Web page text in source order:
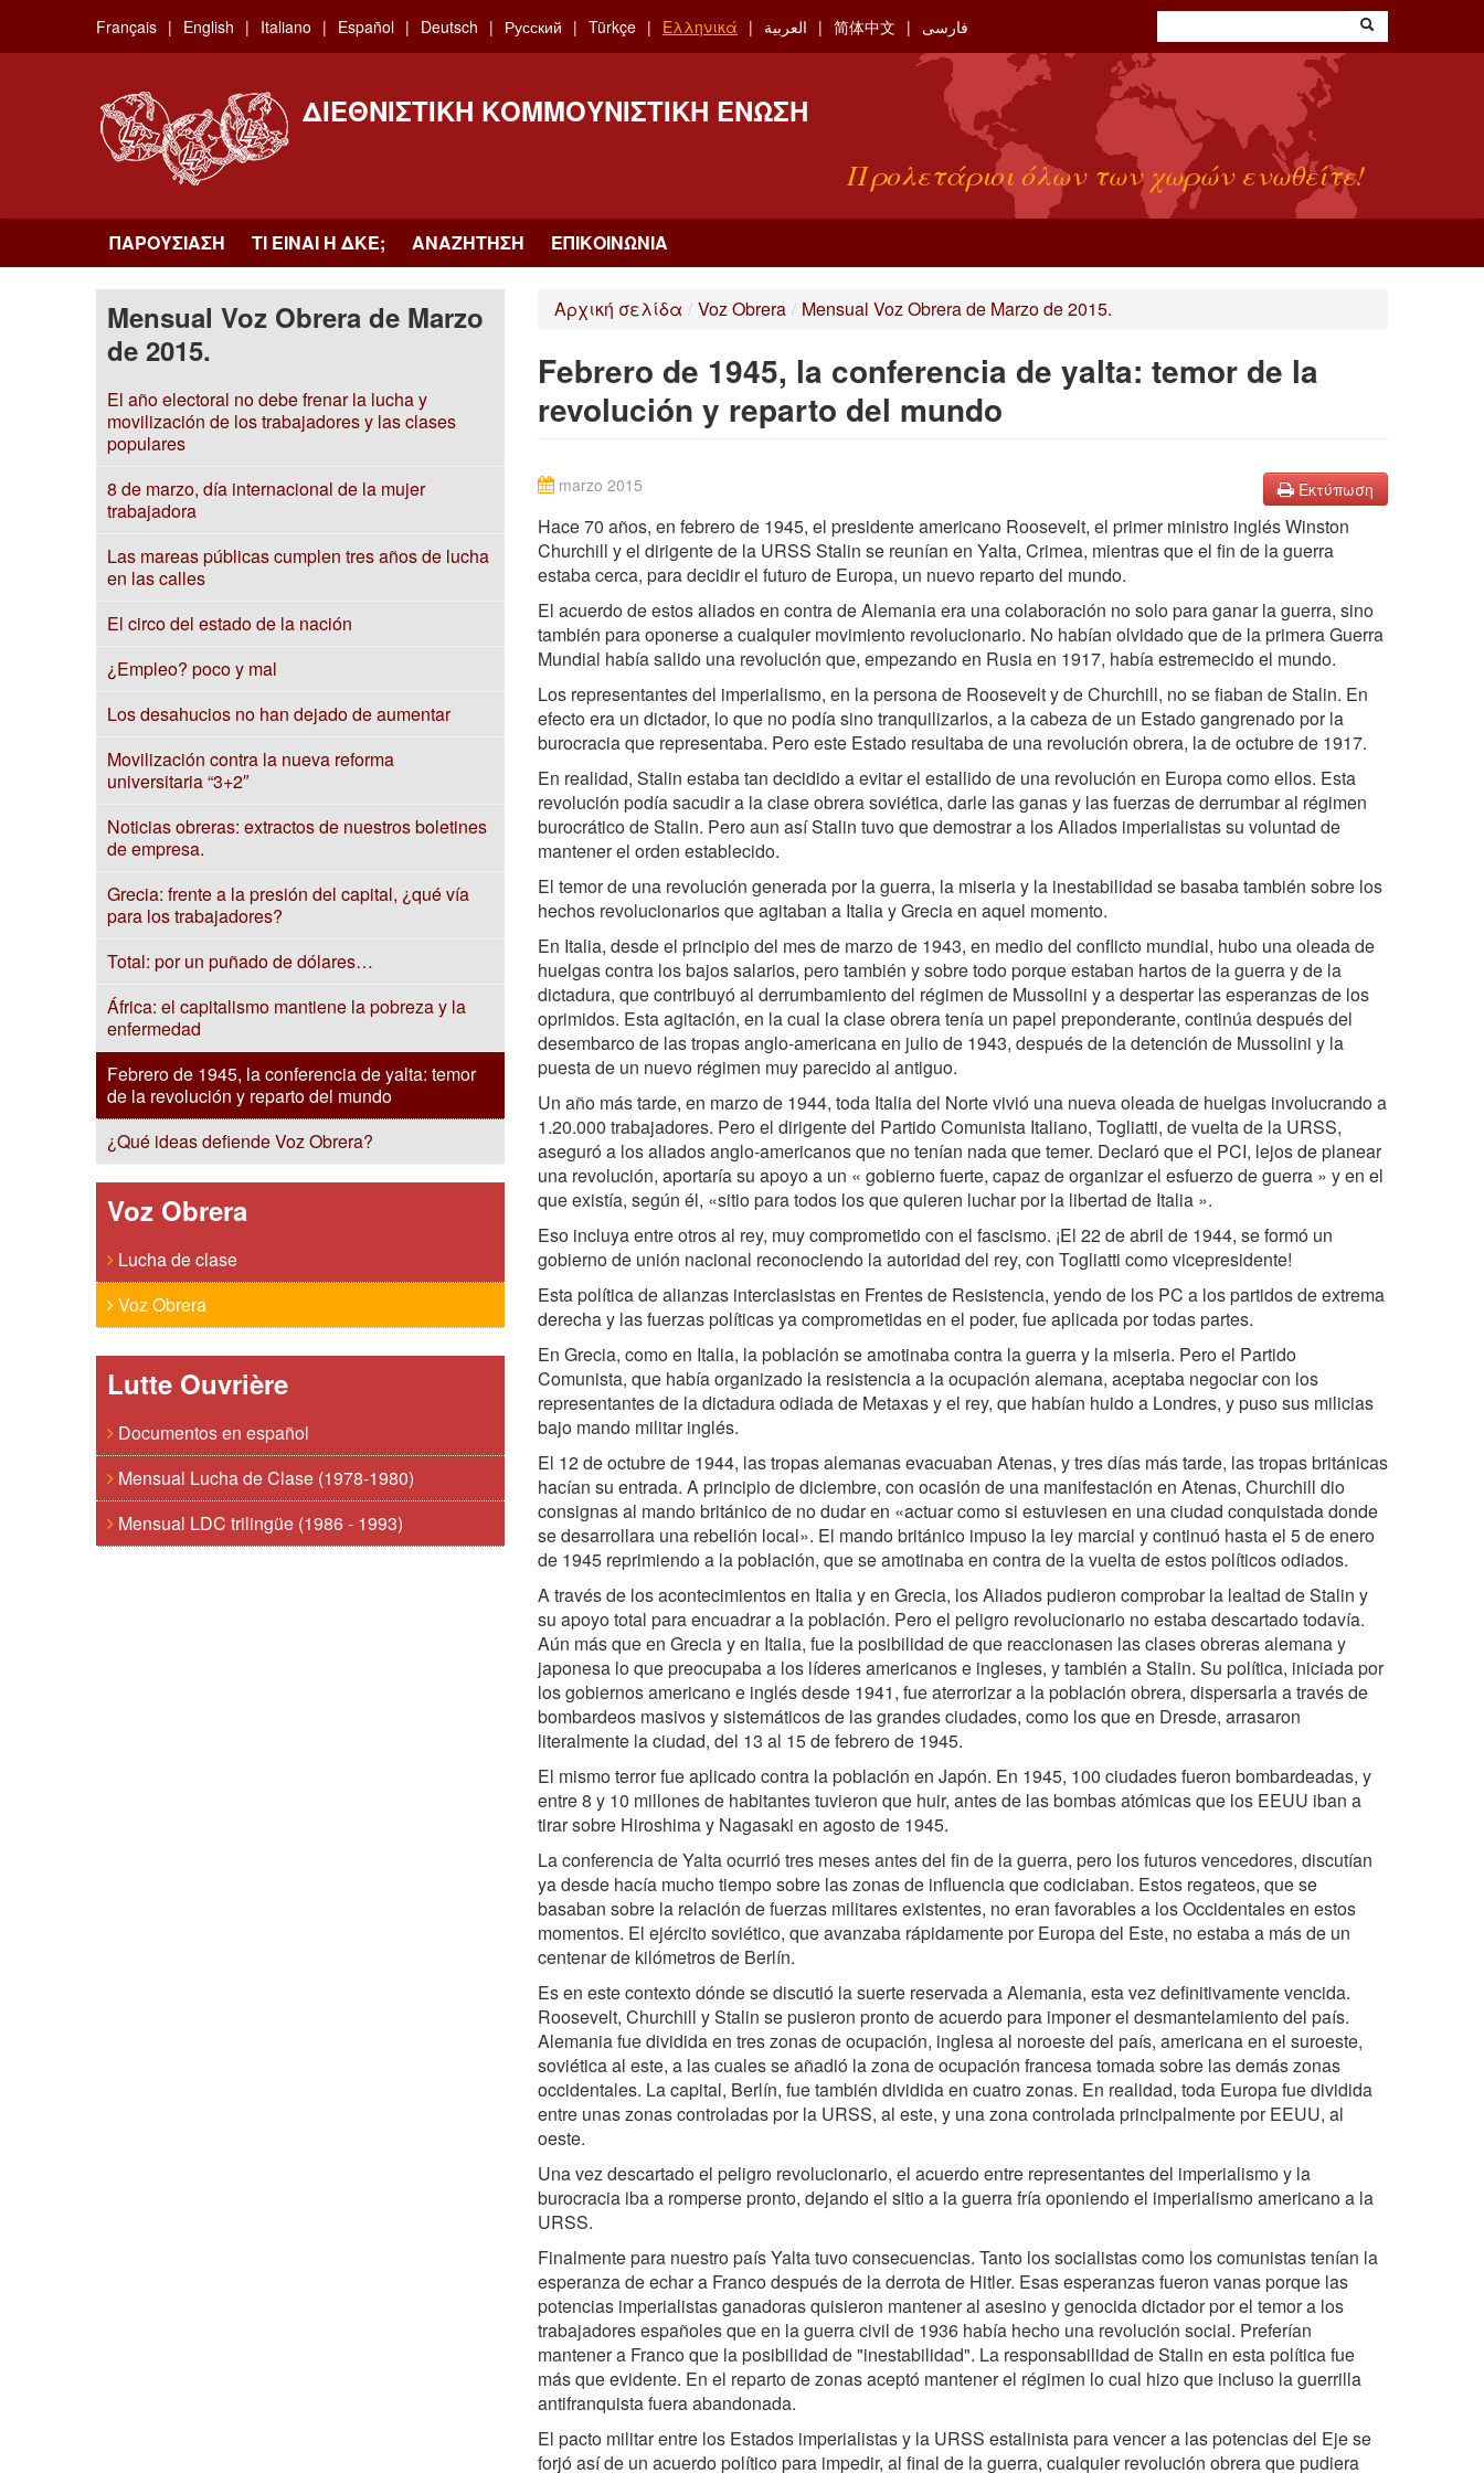
main
Français English Italiano Español Deutsch Русский Türkçe Ελληνικά العربية 简体中文 فارسی
ΔΙΕΘΝΙΣΤΙΚΉ ΚΟΜΜΟΥΝΙΣΤΙΚΉ ΈΝΩΣΗ
Προλετάριοι όλων των χωρών ενωθείτε!
ΠΑΡΟΥΣΊΑΣΗ ΤΙ ΕΊΝΑΙ Η ΔKΕ; ΑΝΑΖΉΤΗΣΗ ΕΠΙΚΟΙΝΩΝΊΑ
Mensual Voz Obrera de Marzo
de 2015.
El año electoral no debe frenar la lucha y
movilización de los trabajadores y las clases
populares
8 de marzo, día internacional de la mujer
trabajadora
Las mareas públicas cumplen tres años de lucha
en las calles
El circo del estado de la nación
¿Empleo? poco y mal
Los desahucios no han dejado de aumentar
Movilización contra la nueva reforma
universitaria “3+2″
Noticias obreras: extractos de nuestros boletines
de empresa.
Grecia: frente a la presión del capital, ¿qué vía
para los trabajadores?
Total: por un puñado de dólares…
África: el capitalismo mantiene la pobreza y la
enfermedad
Febrero de 1945, la conferencia de yalta: temor
de la revolución y reparto del mundo
¿Qué ideas defiende Voz Obrera?
Voz Obrera
Lucha de clase
Voz Obrera
Lutte Ouvrière
Documentos en español
Mensual Lucha de Clase (1978-1980)
Mensual LDC trilingüe (1986 - 1993)
Αρχική σελίδα / Voz Obrera / Mensual Voz Obrera de Marzo de 2015.
Febrero de 1945, la conferencia de yalta: temor de la
revolución y reparto del mundo
Εκτύπωση
marzo 2015
Hace 70 años, en febrero de 1945, el presidente americano Roosevelt, el primer ministro inglés Winston
Churchill y el dirigente de la URSS Stalin se reunían en Yalta, Crimea, mientras que el fin de la guerra
estaba cerca, para decidir el futuro de Europa, un nuevo reparto del mundo.
El acuerdo de estos aliados en contra de Alemania era una colaboración no solo para ganar la guerra, sino
también para oponerse a cualquier movimiento revolucionario. No habían olvidado que de la primera Guerra
Mundial había salido una revolución que, empezando en Rusia en 1917, había estremecido el mundo.
Los representantes del imperialismo, en la persona de Roosevelt y de Churchill, no se fiaban de Stalin. En
efecto era un dictador, lo que no podía sino tranquilizarlos, a la cabeza de un Estado gangrenado por la
burocracia que representaba. Pero este Estado resultaba de una revolución obrera, la de octubre de 1917.
En realidad, Stalin estaba tan decidido a evitar el estallido de una revolución en Europa como ellos. Esta
revolución podía sacudir a la clase obrera soviética, darle las ganas y las fuerzas de derrumbar al régimen
burocrático de Stalin. Pero aun así Stalin tuvo que demostrar a los Aliados imperialistas su voluntad de
mantener el orden establecido.
El temor de una revolución generada por la guerra, la miseria y la inestabilidad se basaba también sobre los
hechos revolucionarios que agitaban a Italia y Grecia en aquel momento.
En Italia, desde el principio del mes de marzo de 1943, en medio del conflicto mundial, hubo una oleada de
huelgas contra los bajos salarios, pero también y sobre todo porque estaban hartos de la guerra y de la
dictadura, que contribuyó al derrumbamiento del régimen de Mussolini y a despertar las esperanzas de los
oprimidos. Esta agitación, en la cual la clase obrera tenía un papel preponderante, continúa después del
desembarco de las tropas anglo-americana en julio de 1943, después de la detención de Mussolini y la
puesta de un nuevo régimen muy parecido al antiguo.
Un año más tarde, en marzo de 1944, toda Italia del Norte vivió una nueva oleada de huelgas involucrando a
1.20.000 trabajadores. Pero el dirigente del Partido Comunista Italiano, Togliatti, de vuelta de la URSS,
aseguró a los aliados anglo-americanos que no tenían nada que temer. Declaró que el PCI, lejos de planear
una revolución, aportaría su apoyo a un « gobierno fuerte, capaz de organizar el esfuerzo de guerra » y en el
que existía, según él, «sitio para todos los que quieren luchar por la libertad de Italia ».
Eso incluya entre otros al rey, muy comprometido con el fascismo. ¡El 22 de abril de 1944, se formó un
gobierno de unión nacional reconociendo la autoridad del rey, con Togliatti como vicepresidente!
Esta política de alianzas interclasistas en Frentes de Resistencia, yendo de los PC a los partidos de extrema
derecha y las fuerzas políticas ya comprometidas en el poder, fue aplicada por todas partes.
En Grecia, como en Italia, la población se amotinaba contra la guerra y la miseria. Pero el Partido
Comunista, que había organizado la resistencia a la ocupación alemana, aceptaba negociar con los
representantes de la dictadura odiada de Metaxas y el rey, que habían huido a Londres, y puso sus milicias
bajo mando militar inglés.
El 12 de octubre de 1944, las tropas alemanas evacuaban Atenas, y tres días más tarde, las tropas británicas
hacían su entrada. A principio de diciembre, con ocasión de una manifestación en Atenas, Churchill dio
consignas al mando británico de no dudar en «actuar como si estuviesen en una ciudad conquistada donde
se desarrollara una rebelión local». El mando británico impuso la ley marcial y continuó hasta el 5 de enero
de 1945 reprimiendo a la población, que se amotinaba en contra de la vuelta de estos políticos odiados.
A través de los acontecimientos en Italia y en Grecia, los Aliados pudieron comprobar la lealtad de Stalin y
su apoyo total para encuadrar a la población. Pero el peligro revolucionario no estaba descartado todavía.
Aún más que en Grecia y en Italia, fue la posibilidad de que reaccionasen las clases obreras alemana y
japonesa lo que preocupaba a los líderes americanos e ingleses, y también a Stalin. Su política, iniciada por
los gobiernos americano e inglés desde 1941, fue aterrorizar a la población obrera, dispersarla a través de
bombardeos masivos y sistemáticos de las grandes ciudades, como los que en Dresde, arrasaron
literalmente la ciudad, del 13 al 15 de febrero de 1945.
El mismo terror fue aplicado contra la población en Japón. En 1945, 100 ciudades fueron bombardeadas, y
entre 8 y 10 millones de habitantes tuvieron que huir, antes de las bombas atómicas que los EEUU iban a
tirar sobre Hiroshima y Nagasaki en agosto de 1945.
La conferencia de Yalta ocurrió tres meses antes del fin de la guerra, pero los futuros vencedores, discutían
ya desde hacía mucho tiempo sobre las zonas de influencia que codiciaban. Estos regateos, que se
basaban sobre la relación de fuerzas militares existentes, no eran favorables a los Occidentales en estos
momentos. El ejército soviético, que avanzaba rápidamente por Europa del Este, no estaba a más de un
centenar de kilómetros de Berlín.
Es en este contexto dónde se discutió la suerte reservada a Alemania, esta vez definitivamente vencida.
Roosevelt, Churchill y Stalin se pusieron pronto de acuerdo para imponer el desmantelamiento del país.
Alemania fue dividida en tres zonas de ocupación, inglesa al noroeste del país, americana en el suroeste,
soviética al este, a las cuales se añadió la zona de ocupación francesa tomada sobre las demás zonas
occidentales. La capital, Berlín, fue también dividida en cuatro zonas. En realidad, toda Europa fue dividida
entre unas zonas controladas por la URSS, al este, y una zona controlada principalmente por EEUU, al
oeste.
Una vez descartado el peligro revolucionario, el acuerdo entre representantes del imperialismo y la
burocracia iba a romperse pronto, dejando el sitio a la guerra fría oponiendo el imperialismo americano a la
URSS.
Finalmente para nuestro país Yalta tuvo consecuencias. Tanto los socialistas como los comunistas tenían la
esperanza de echar a Franco después de la derrota de Hitler. Esas esperanzas fueron vanas porque las
potencias imperialistas ganadoras quisieron mantener al asesino y genocida dictador por el temor a los
trabajadores españoles que en la guerra civil de 1936 había hecho una revolución social. Preferían
mantener a Franco que la posibilidad de "inestabilidad". La responsabilidad de Stalin en esta política fue
más que evidente. En el reparto de zonas aceptó mantener el régimen lo cual hizo que incluso la guerrilla
antifranquista fuera abandonada.
El pacto militar entre los Estados imperialistas y la URSS estalinista para vencer a las potencias del Eje se
forjó así de un acuerdo político para impedir, al final de la guerra, cualquier revolución obrera que pudiera